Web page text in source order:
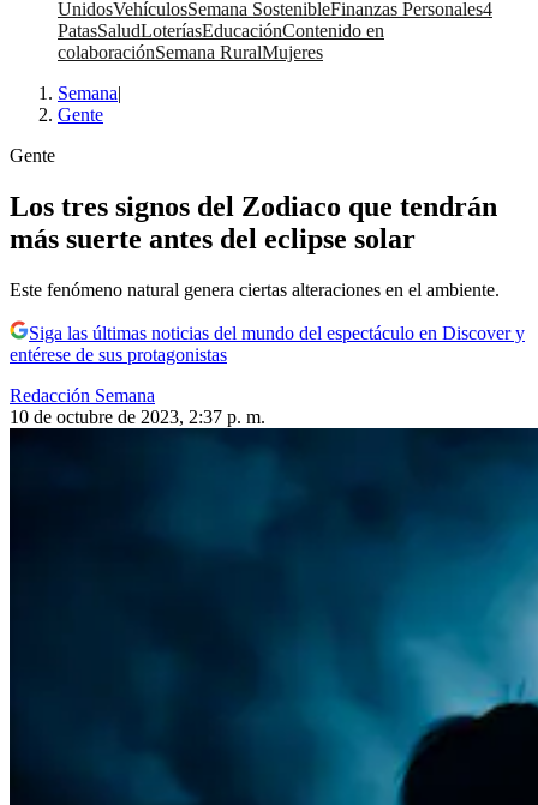
UnidosVehículosSemana SostenibleFinanzas Personales4
PatasSaludLoteríasEducaciónContenido en
colaboraciónSemana RuralMujeres
Semana|
Gente
Gente
Los tres signos del Zodiaco que tendrán
más suerte antes del eclipse solar
Este fenómeno natural genera ciertas alteraciones en el ambiente.
Siga las últimas noticias del mundo del espectáculo en Discover y
entérese de sus protagonistas
Redacción Semana
10 de octubre de 2023, 2:37 p. m.